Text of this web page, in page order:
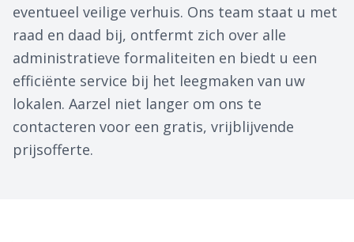
eventueel veilige verhuis. Ons team staat u met
raad en daad bij, ontfermt zich over alle
administratieve formaliteiten en biedt u een
efficiënte service bij het leegmaken van uw
lokalen. Aarzel niet langer om ons te
contacteren voor een gratis, vrijblijvende
prijsofferte.